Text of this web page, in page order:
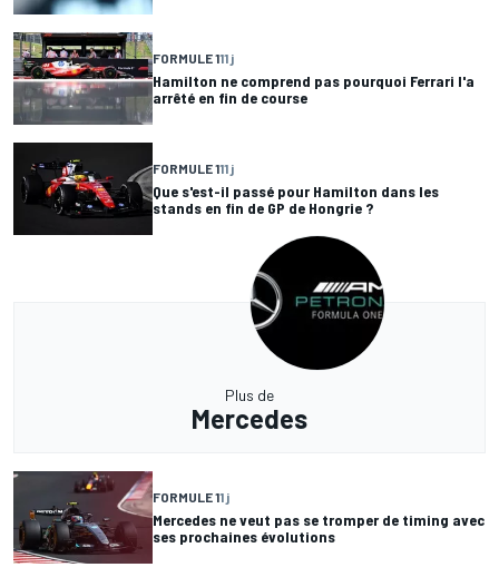
FORMULE 111 j
Hamilton ne comprend pas pourquoi Ferrari l'a
arrêté en fin de course
FORMULE 111 j
Que s'est-il passé pour Hamilton dans les
stands en fin de GP de Hongrie ?
Plus de
Mercedes
FORMULE 11 j
Mercedes ne veut pas se tromper de timing avec
ses prochaines évolutions